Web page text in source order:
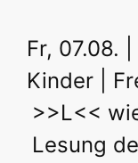
Fr, 07.08.
Kinder |
>>L<<
Lesung